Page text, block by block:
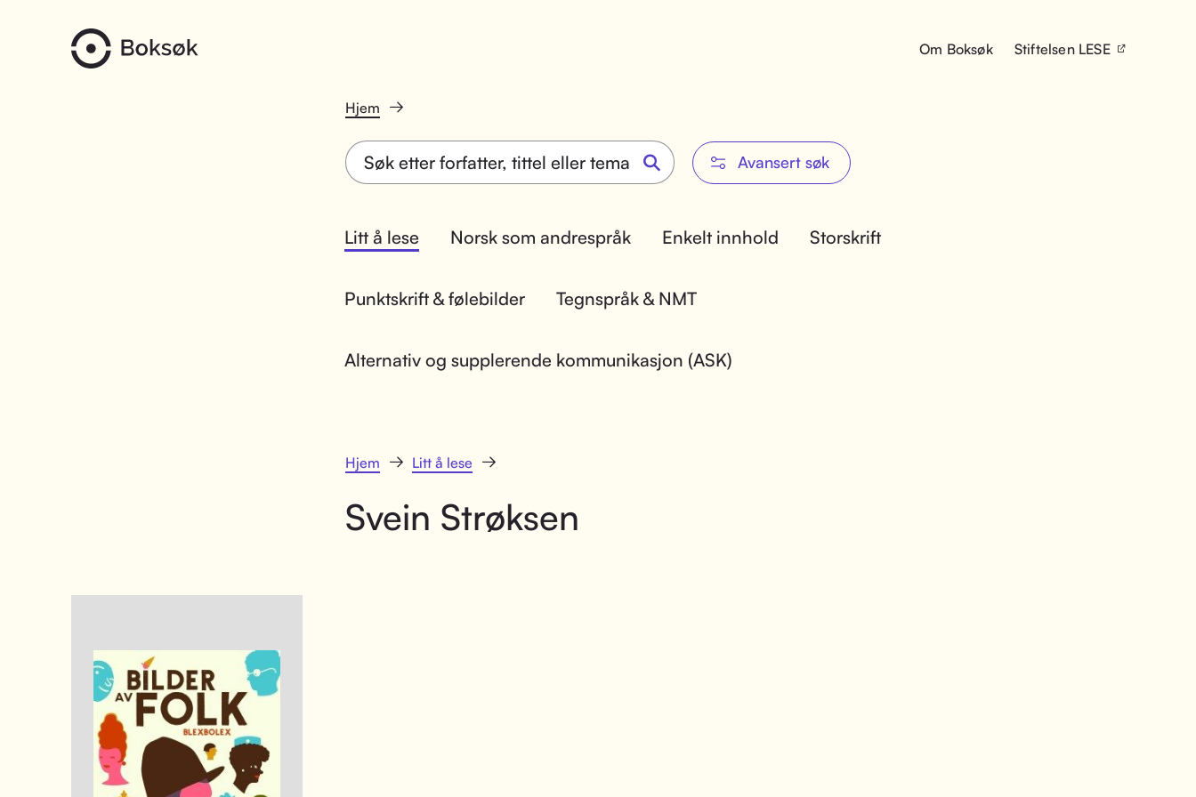
Om Boksøk Stiftelsen LESE
Hjem
Avansert søk
Litt å lese Norsk som andrespråk Enkelt innhold Storskrift
Punktskrift & følebilder Tegnspråk & NMT
Alternativ og supplerende kommunikasjon (ASK)
Hjem Litt å lese
Svein Strøksen